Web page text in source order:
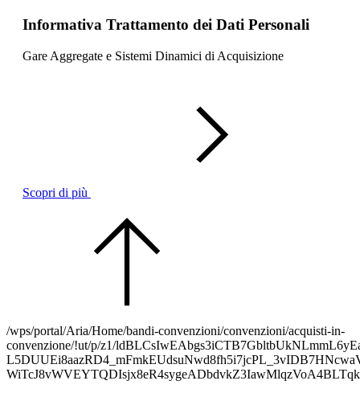
Informativa Trattamento dei Dati Personali
Gare Aggregate e Sistemi Dinamici di Acquisizione
Scopri di più
/wps/portal/Aria/Home/bandi-convenzioni/convenzioni/acquisti-in-
convenzione/!ut/p/z1/